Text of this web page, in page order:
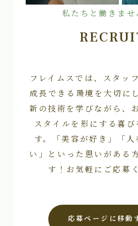
私たちと働きませ
フレイムスでは、スタッ
成長できる環境を大切に
新の技術を学びながら、
スタイルを形にする喜び
す。「美容が好き」「人
い」といった思いがある
す！お気軽にご応募
応募ページに移動